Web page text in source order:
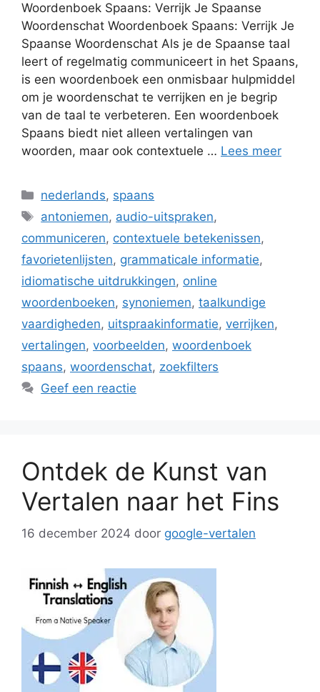
Woordenboek Spaans: Verrijk Je Spaanse
Woordenschat Woordenboek Spaans: Verrijk Je
Spaanse Woordenschat Als je de Spaanse taal
leert of regelmatig communiceert in het Spaans,
is een woordenboek een onmisbaar hulpmiddel
om je woordenschat te verrijken en je begrip
van de taal te verbeteren. Een woordenboek
Spaans biedt niet alleen vertalingen van
woorden, maar ook contextuele … Lees meer
Categorieën
nederlands, spaans
Tags
antoniemen, audio-uitspraken,
communiceren, contextuele betekenissen,
favorietenlijsten, grammaticale informatie,
idiomatische uitdrukkingen, online
woordenboeken, synoniemen, taalkundige
vaardigheden, uitspraakinformatie, verrijken,
vertalingen, voorbeelden, woordenboek
spaans, woordenschat, zoekfilters
Geef een reactie
Ontdek de Kunst van
Vertalen naar het Fins
16 december 2024 door google-vertalen